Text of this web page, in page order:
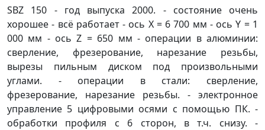
SBZ 150 - год выпуска 2000. - состояние очень
хорошее - всё работает - ось Х = 6 700 мм - ось Y = 1
000 мм - ось Z = 650 мм - операции в алюминии:
сверление, фрезерование, нарезание резьбы,
вырезы пильным диском под произвольными
углами. - операции в стали: сверление,
фрезерование, нарезание резьбы. - электронное
управление 5 цифровыми осями с помощью ПК. -
обработки профиля с 6 сторон, в т.ч. снизу. -